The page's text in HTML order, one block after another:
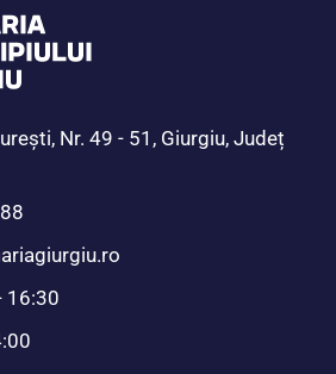
Nr. 49 - 51, Giurgiu, Județ
16:30